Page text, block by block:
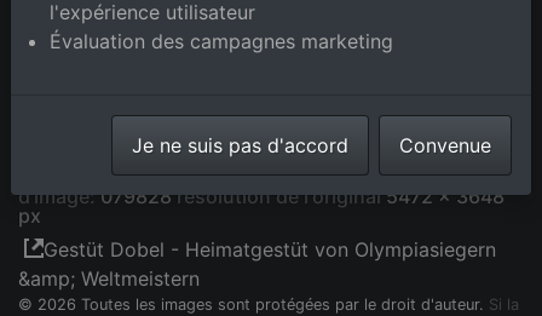
Haras Dobel à Dobel dans le département Bade-
Wurtemberg, Allemagneprise le31/05/2015numéro
d'image:079828résolution de l'original5472 x 3648
px
Gestüt Dobel - Heimatgestüt von Olympiasiegern
&amp; Weltmeistern
© 2026 Toutes les images sont protégées par le droit d'auteur. Si la
l'expérience utilisateur
Évaluation des campagnes marketing
Je ne suis pas d'accord Convenue